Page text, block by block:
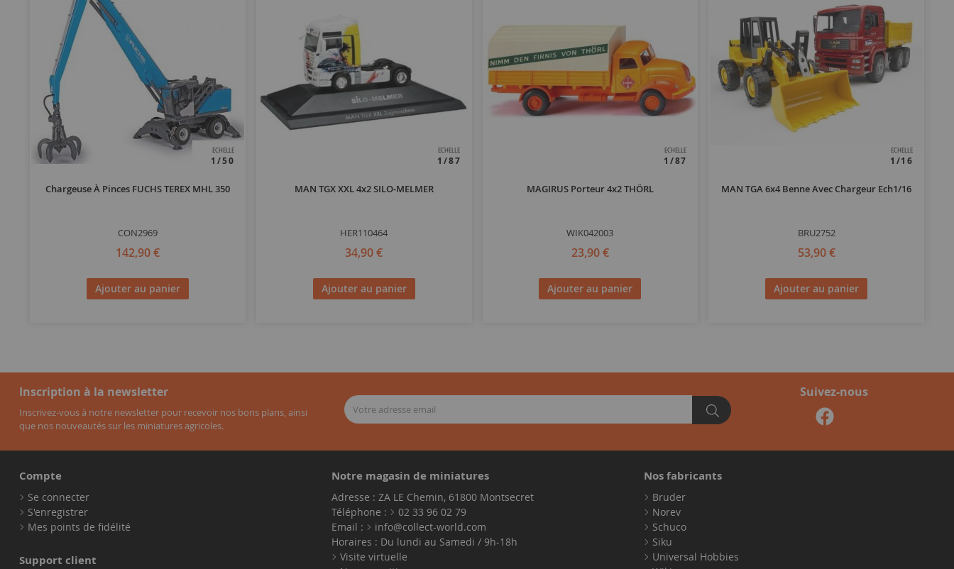
ECHELLE
1/50
Chargeuse À Pinces FUCHS TEREX MHL 350
CON2969
142,90 €
Ajouter au panier
ECHELLE
1/87
MAN TGX XXL 4x2 SILO-MELMER
HER110464
34,90 €
Ajouter au panier
ECHELLE
1/87
MAGIRUS Porteur 4x2 THÖRL
WIK042003
23,90 €
Ajouter au panier
ECHELLE
1/16
MAN TGA 6x4 Benne Avec Chargeur Ech1/16
BRU2752
53,90 €
Ajouter au panier
Inscription à la newsletter
Inscrivez-vous à notre newsletter pour recevoir nos bons plans, ainsi
que nos nouveautés sur les miniatures agricoles.
Suivez-nous
Compte
Se connecter
S'enregistrer
Mes points de fidélité
Support client
Notre magasin de miniatures
Adresse : ZA LE Chemin, 61800 Montsecret
Téléphone :
02 33 96 02 79
Email :
info@collect-world.com
Horaires : Du lundi au Samedi / 9h-18h
Visite virtuelle
Nos fabricants
Bruder
Norev
Schuco
Siku
Universal Hobbies